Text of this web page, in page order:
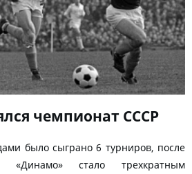
чемпионат СССР
было сыграно 6 турниров, после
«Динамо» стало трехкратным